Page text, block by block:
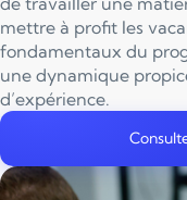
mettre à profit les
fondamentaux du
une dynamique
d’expérience.